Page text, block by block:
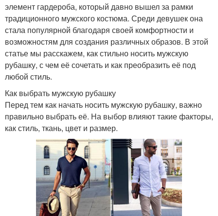
элемент гардероба, который давно вышел за рамки
традиционного мужского костюма. Среди девушек она
стала популярной благодаря своей комфортности и
возможностям для создания различных образов. В этой
статье мы расскажем, как стильно носить мужскую
рубашку, с чем её сочетать и как преобразить её под
любой стиль.
Как выбрать мужскую рубашку
Перед тем как начать носить мужскую рубашку, важно
правильно выбрать её. На выбор влияют такие факторы,
как стиль, ткань, цвет и размер.